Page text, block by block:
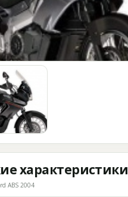
характеристики
ABS 2004